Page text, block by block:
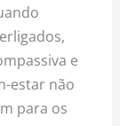
e
estar não
para os